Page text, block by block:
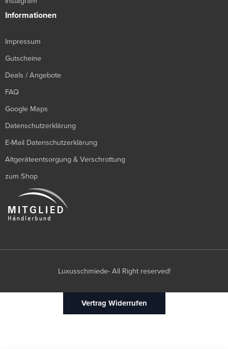
Informationen
Impressum
Gutscheine
Deals / Angebote
FAQ
Google Maps
Datenschutzerklärung
E-Mail Datenschutzerklärung
Altgeräteentsorgung & Verschrottung
zum Shop
Luxusschmiede- All Right reserved!
Vertrag Widerrufen